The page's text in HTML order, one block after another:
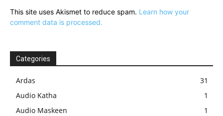
This site uses Akismet to reduce spam. Learn how your
comment data is processed.
Categories
Ardas
31
Audio Katha
1
Audio Maskeen
1